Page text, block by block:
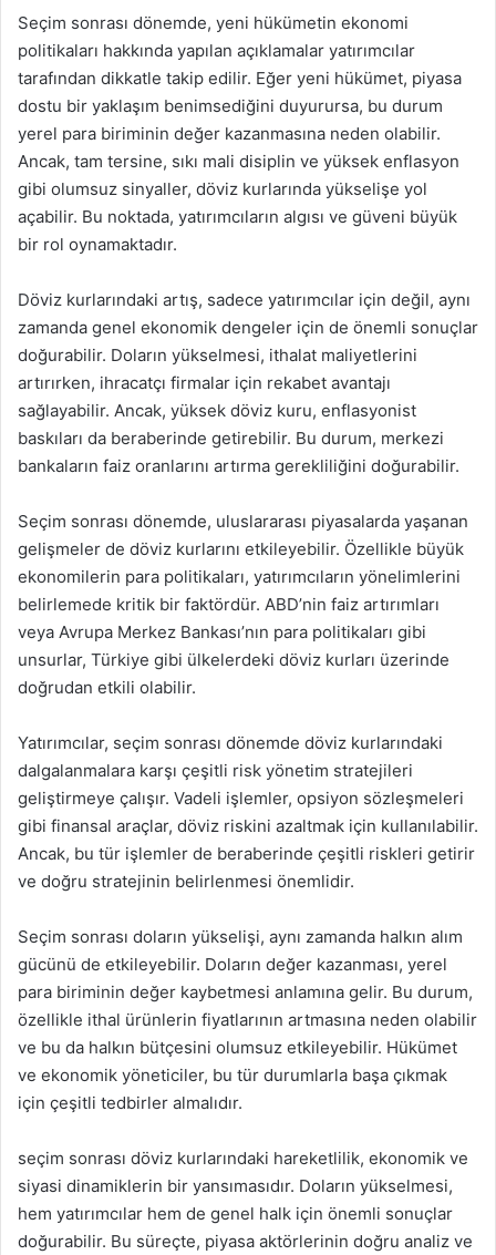
Seçim sonrası dönemde, yeni hükümetin ekonomi
politikaları hakkında yapılan açıklamalar yatırımcılar
tarafından dikkatle takip edilir. Eğer yeni hükümet, piyasa
dostu bir yaklaşım benimsediğini duyurursa, bu durum
yerel para biriminin değer kazanmasına neden olabilir.
Ancak, tam tersine, sıkı mali disiplin ve yüksek enflasyon
gibi olumsuz sinyaller, döviz kurlarında yükselişe yol
açabilir. Bu noktada, yatırımcıların algısı ve güveni büyük
bir rol oynamaktadır.
Döviz kurlarındaki artış, sadece yatırımcılar için değil, aynı
zamanda genel ekonomik dengeler için de önemli sonuçlar
doğurabilir. Doların yükselmesi, ithalat maliyetlerini
artırırken, ihracatçı firmalar için rekabet avantajı
sağlayabilir. Ancak, yüksek döviz kuru, enflasyonist
baskıları da beraberinde getirebilir. Bu durum, merkezi
bankaların faiz oranlarını artırma gerekliliğini doğurabilir.
Seçim sonrası dönemde, uluslararası piyasalarda yaşanan
gelişmeler de döviz kurlarını etkileyebilir. Özellikle büyük
ekonomilerin para politikaları, yatırımcıların yönelimlerini
belirlemede kritik bir faktördür. ABD’nin faiz artırımları
veya Avrupa Merkez Bankası’nın para politikaları gibi
unsurlar, Türkiye gibi ülkelerdeki döviz kurları üzerinde
doğrudan etkili olabilir.
Yatırımcılar, seçim sonrası dönemde döviz kurlarındaki
dalgalanmalara karşı çeşitli risk yönetim stratejileri
geliştirmeye çalışır. Vadeli işlemler, opsiyon sözleşmeleri
gibi finansal araçlar, döviz riskini azaltmak için kullanılabilir.
Ancak, bu tür işlemler de beraberinde çeşitli riskleri getirir
ve doğru stratejinin belirlenmesi önemlidir.
Seçim sonrası doların yükselişi, aynı zamanda halkın alım
gücünü de etkileyebilir. Doların değer kazanması, yerel
para biriminin değer kaybetmesi anlamına gelir. Bu durum,
özellikle ithal ürünlerin fiyatlarının artmasına neden olabilir
ve bu da halkın bütçesini olumsuz etkileyebilir. Hükümet
ve ekonomik yöneticiler, bu tür durumlarla başa çıkmak
için çeşitli tedbirler almalıdır.
seçim sonrası döviz kurlarındaki hareketlilik, ekonomik ve
siyasi dinamiklerin bir yansımasıdır. Doların yükselmesi,
hem yatırımcılar hem de genel halk için önemli sonuçlar
doğurabilir. Bu süreçte, piyasa aktörlerinin doğru analiz ve